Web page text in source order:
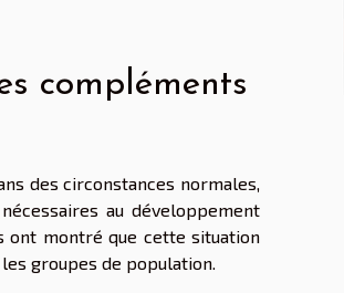
compléments
des circonstances normales,
au développement
ont montré que cette situation
groupes de population.